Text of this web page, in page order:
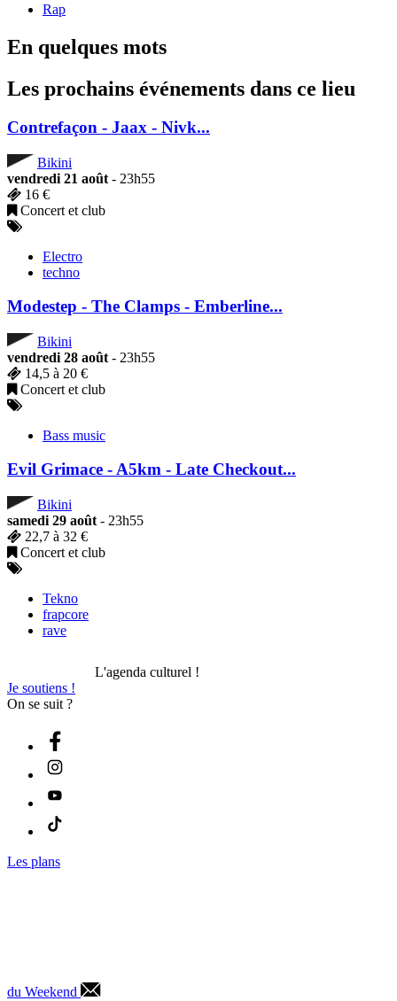
Rap
En quelques mots
Les prochains événements dans ce lieu
Contrefaçon - Jaax - Nivk...
Bikini
vendredi 21 août - 23h55
16 €
Concert et club
Electro
techno
Modestep - The Clamps - Emberline...
Bikini
vendredi 28 août - 23h55
14,5 à 20 €
Concert et club
Bass music
Evil Grimace - A5km - Late Checkout...
Bikini
samedi 29 août - 23h55
22,7 à 32 €
Concert et club
Tekno
frapcore
rave
L'agenda culturel !
Je soutiens !
On se suit ?
Les plans
du Weekend